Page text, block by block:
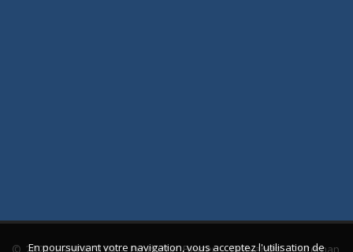
En poursuivant votre navigation, vous acceptez l'utilisation de